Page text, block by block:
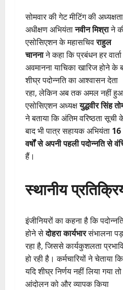
सोमवार की गेट मीटिंग की अध्यक्षता
अधीक्षण अभियंतानवीन मिश्राने
एसोसिएशन के महासचिवराहुल
चाननाने कहा कि प्रबंधन हर
अवमानना याचिका खारिज होने के
शीघ्र पदोन्नति का आश्वासन देता
रहा, लेकिन अब तक अमल नहीं
एसोसिएशन अध्यक्षयुद्धवीर सिंह
ने बताया कि अंतिम वरिष्ठता सूची
बाद भी पात्र सहायक अभियंता 16
वर्षों से अपनी पहली पदोन्नति से
हैं।
स्थानीय
इंजीनियरों का कहना है कि
होने सेदोहरा कार्यभारसंभालना पड़
रहा है, जिससे कार्यकुशलता
हो रही है। कर्मचारियों ने चेताया कि
यदि शीघ्र निर्णय नहीं लिया गया तो
आंदोलन को और व्यापक किया